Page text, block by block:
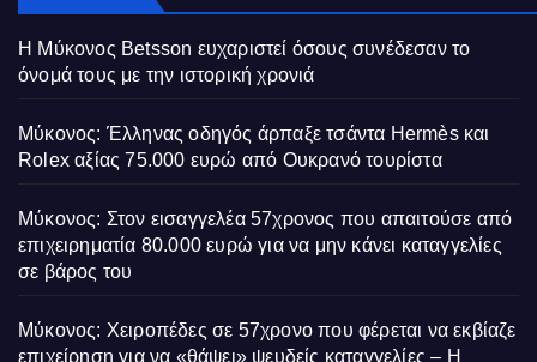
Η Μύκονος Betsson ευχαριστεί όσους συνέδεσαν το
όνομά τους με την ιστορική χρονιά
Μύκονος: Έλληνας οδηγός άρπαξε τσάντα Hermès και
Rolex αξίας 75.000 ευρώ από Ουκρανό τουρίστα
Μύκονος: Στον εισαγγελέα 57χρονος που απαιτούσε από
επιχειρηματία 80.000 ευρώ για να μην κάνει καταγγελίες
σε βάρος του
Μύκονος: Χειροπέδες σε 57χρονο που φέρεται να εκβίαζε
επιχείρηση για να «θάψει» ψευδείς καταγγελίες – Η